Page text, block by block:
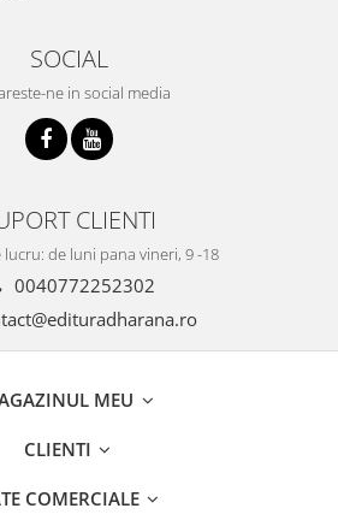
SOCIAL
ne in social media
CLIENTI
lucru: de luni pana vineri, 9 -18
0040772252302
MEU
CLIENTI
COMERCIALE